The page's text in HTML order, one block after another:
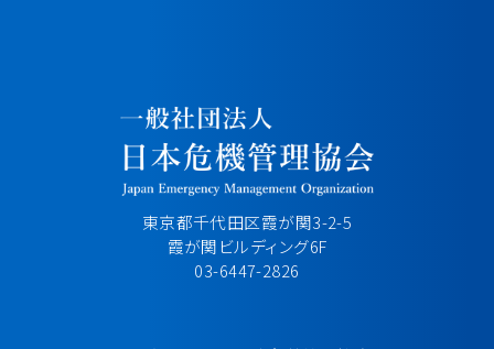
東京都千代田区霞が関3-2-5
霞が関ビルディング6F
03-6447-2826